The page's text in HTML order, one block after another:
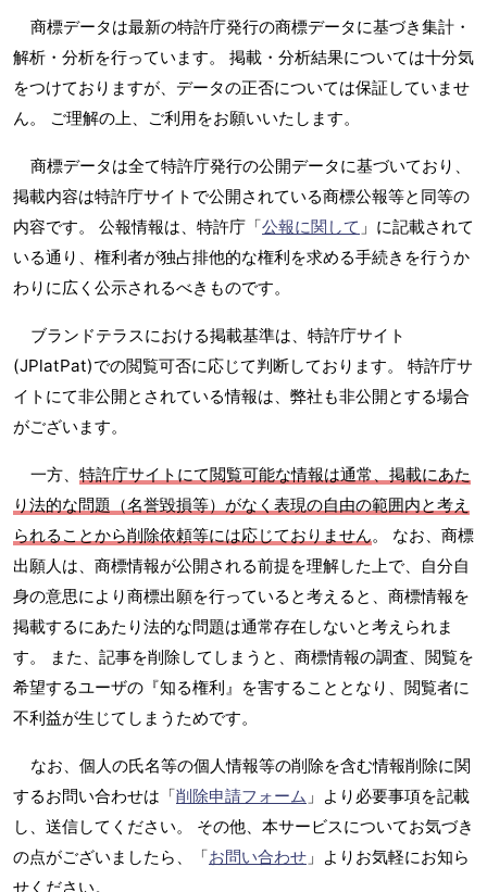
商標データは最新の特許庁発行の商標データに基づき集計・
解析・分析を行っています。 掲載・分析結果については十分気
をつけておりますが、データの正否については保証していませ
ん。 ご理解の上、ご利用をお願いいたします。
商標データは全て特許庁発行の公開データに基づいており、
掲載内容は特許庁サイトで公開されている商標公報等と同等の
内容です。 公報情報は、特許庁「公報に関して 」に記載されて
いる通り、権利者が独占排他的な権利を求める手続きを行うか
わりに広く公示されるべきものです。
ブランドテラスにおける掲載基準は、特許庁サイト
(JPlatPat)での閲覧可否に応じて判断しております。 特許庁サ
イトにて非公開とされている情報は、弊社も非公開とする場合
がございます。
一方、 特許庁サイトにて閲覧可能な情報は通常、掲載にあた
り法的な問題（名誉毀損等）がなく表現の自由の範囲内と考え
られることから削除依頼等には応じておりません。 なお、商標
出願人は、商標情報が公開される前提を理解した上で、自分自
身の意思により商標出願を行っていると考えると、商標情報を
掲載するにあたり法的な問題は通常存在しないと考えられま
す。 また、記事を削除してしまうと、商標情報の調査、閲覧を
希望するユーザの『知る権利』を害することとなり、閲覧者に
不利益が生じてしまうためです。
なお、個人の氏名等の個人情報等の削除を含む情報削除に関
するお問い合わせは「削除申請フォーム 」より必要事項を記載
し、送信してください。 その他、本サービスについてお気づき
の点がございましたら、「お問い合わせ 」よりお気軽にお知ら
せください。